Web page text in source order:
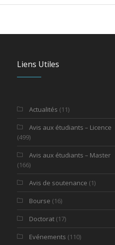
Liens Utiles
Actualités (11)
Avis aux étudiants – Licence
(499)
Avis aux étudiants – Master
(166)
Avis de soutenance (1)
Bourse (16)
Doctorat (17)
Evénements (110)